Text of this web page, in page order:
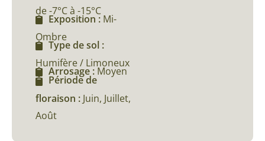
de -7°C à -15°C
Exposition : Mi-
Ombre
Type de sol :
Humifère / Limoneux
Arrosage : Moyen
Période de
floraison : Juin, Juillet,
Août